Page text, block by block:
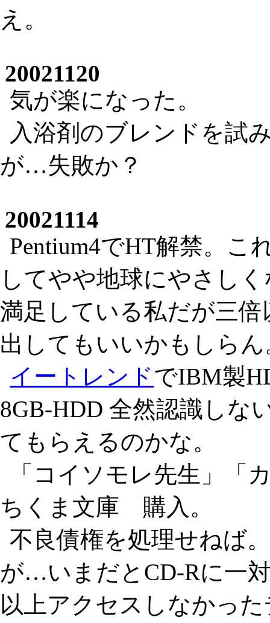
え。
20021120
気が楽になった。
入浴剤のブレンドを試
が…失敗か？
20021114
Pentium4でHT解禁。こ
してやや地球にやさし
満足している私だが三
出してもいいかもしらん
イートレンドでIBM製
8GB-HDD 全然認識しな
てもらえるのかな。
「コイソモレ先生」
ちくま文庫 購入。
不良債権を処理せねば
が…いまだとCD-Rに一
以上アクセスしなかっ